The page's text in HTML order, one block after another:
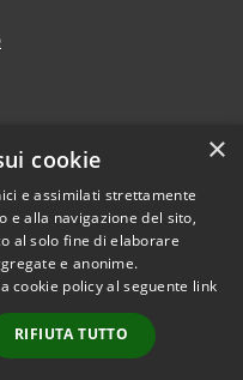
Copyright © 2026 • Comune di
Municipium•
Accesso
redazione
×
cookie
e assimilati strettamente
e alla navigazione del sito,
al solo fine di elaborare
e anonime.
cookie policy al seguente link
RIFIUTA TUTTO